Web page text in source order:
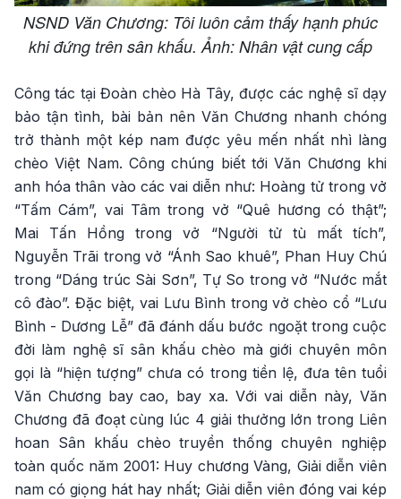
NSND Văn Chương: Tôi luôn cảm thấy hạnh phúc
khi đứng trên sân khấu. Ảnh: Nhân vật cung cấp
Công tác tại Đoàn chèo Hà Tây, được các nghệ sĩ dạy
bảo tận tình, bài bản nên Văn Chương nhanh chóng
trở thành một kép nam được yêu mến nhất nhì làng
chèo Việt Nam. Công chúng biết tới Văn Chương khi
anh hóa thân vào các vai diễn như: Hoàng tử trong vở
“Tấm Cám”, vai Tâm trong vở “Quê hương có thật”;
Mai Tấn Hồng trong vở “Người tử tù mất tích”,
Nguyễn Trãi trong vở “Ánh Sao khuê”, Phan Huy Chú
trong “Dáng trúc Sài Sơn”, Tự So trong vở “Nước mắt
cô đào”. Đặc biệt, vai Lưu Bình trong vở chèo cổ “Lưu
Bình - Dương Lễ” đã đánh dấu bước ngoặt trong cuộc
đời làm nghệ sĩ sân khấu chèo mà giới chuyên môn
gọi là “hiện tượng” chưa có trong tiền lệ, đưa tên tuổi
Văn Chương bay cao, bay xa. Với vai diễn này, Văn
Chương đã đoạt cùng lúc 4 giải thưởng lớn trong Liên
hoan Sân khấu chèo truyền thống chuyên nghiệp
toàn quốc năm 2001: Huy chương Vàng, Giải diễn viên
nam có giọng hát hay nhất; Giải diễn viên đóng vai kép